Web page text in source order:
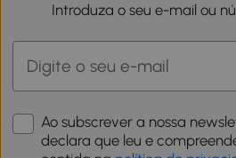
Introduza o seu e-mail ou
Ao subscrever a nossa
declara que leu e